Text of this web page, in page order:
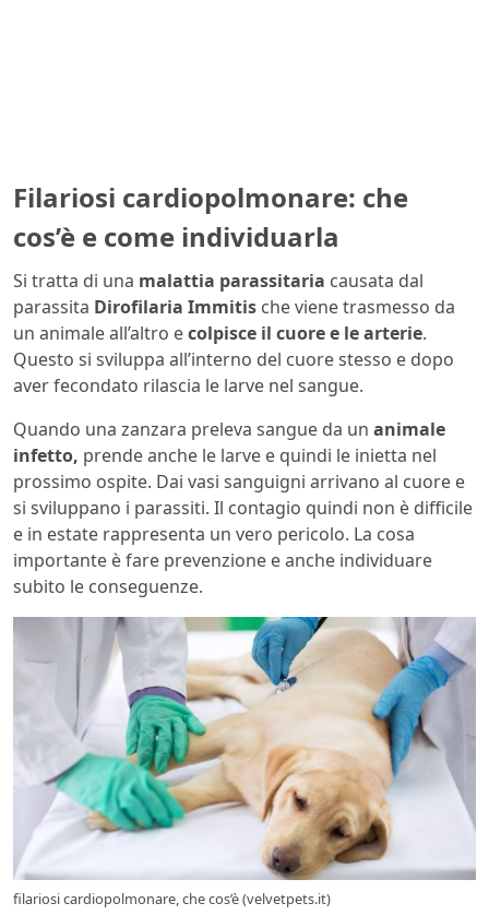
Filariosi cardiopolmonare: che
cos’è e come individuarla
Si tratta di una malattia parassitaria causata dal
parassita Dirofilaria Immitis che viene trasmesso da
un animale all’altro ecolpisce il cuore e le arterie.
Questo si sviluppa all’interno del cuore stesso e dopo
aver fecondato rilascia le larve nel sangue.
Quando una zanzara preleva sangue da un animale
infetto, prende anche le larve e quindi le inietta nel
prossimo ospite. Dai vasi sanguigni arrivano al cuore e
si sviluppano i parassiti. Il contagio quindi non è difficile
e in estate rappresenta un vero pericolo. La cosa
importante è fare prevenzione e anche individuare
subito le conseguenze.
filariosi cardiopolmonare, che cos’è (velvetpets.it)